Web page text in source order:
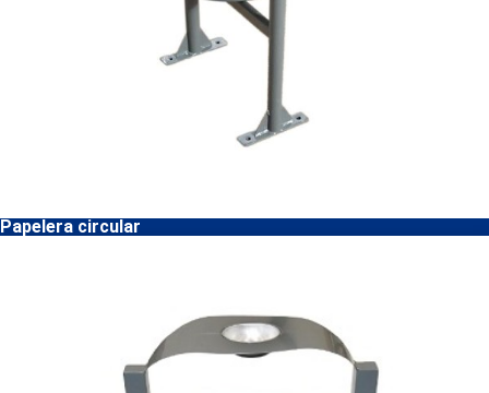
Papelera circular